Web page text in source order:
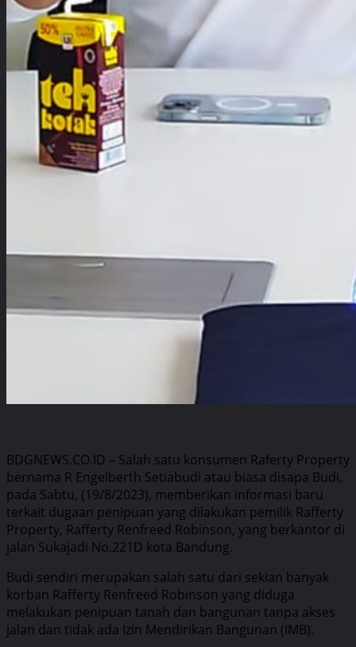
BDGNEWS.CO.ID – Salah satu konsumen Raferty Property
bernama R Engelberth Setiabudi atau biasa disapa Budi,
pada Sabtu, (19/8/2023), memberikan informasi baru
terkait dugaan penipuan yang dilakukan pemilik Rafferty
Property, Rafferty Renfreed Robinson, yang berkantor di
jalan Sukajadi No.221D kota Bandung.
Budi sendiri merupakan salah satu dari sekian banyak
korban Rafferty Renfreed Robinson yang diduga
melakukan penipuan tanah dan bangunan tanpa akses
jalan dan tidak ada Izin Mendirikan Bangunan (IMB).